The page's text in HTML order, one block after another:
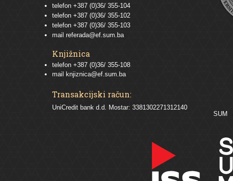
telefon +387 (0)36/ 355-104
telefon +387 (0)36/ 355-102
telefon +387 (0)36/ 355-103
mail referada@ef.sum.ba
Knjižnica
telefon +387 (0)36/ 355-108
mail
knjiznica@ef.sum.ba
Transakcijski račun:
UniCredit bank d.d. Mostar: 3381302271312140
SUM